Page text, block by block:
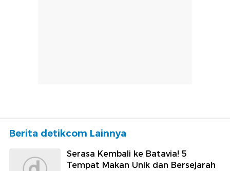
Berita detikcom Lainnya
Serasa Kembali ke Batavia! 5
Tempat Makan Unik dan Bersejarah